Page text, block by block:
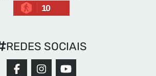
10
REDES SOCIAIS